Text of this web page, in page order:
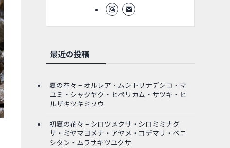
最近の投稿
夏の花々 – オルレア・ムシトリナデシコ・マ
ユミ・シャクヤク・ヒペリカム・サツキ・ヒ
ルザキツキミソウ
初夏の花々 – シロツメクサ・シロミミナグ
サ・ミヤマヨメナ・アヤメ・コデマリ・ベニ
シタン・ムラサキツユクサ